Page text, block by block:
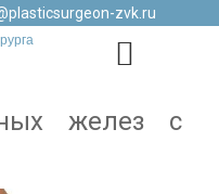
zvk.ru
желез с